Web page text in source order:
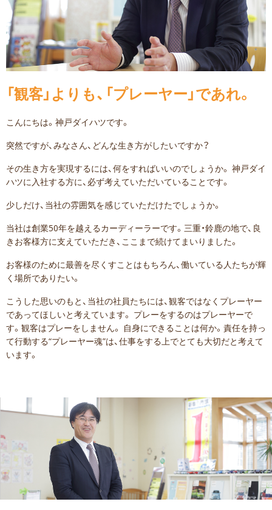
「観客」よりも、「プレーヤー」であれ。
こんにちは。神戸ダイハツです。
突然ですが、みなさん、どんな生き方がしたいですか？
その生き方を実現するには、何をすればいいのでしょうか。 神戸ダイ
ハツに入社する方に、必ず考えていただいていることです。
少しだけ、当社の雰囲気を感じていただけたでしょうか。
当社は創業50年を越えるカーディーラーです。 三重・鈴鹿の地で、良
きお客様方に支えていただき、ここまで続けてまいりました。
お客様のために最善を尽くすことはもちろん、働いている人たちが輝
く場所でありたい。
こうした思いのもと、当社の社員たちには、観客ではなくプレーヤー
であってほしいと考えています。 プレーをするのはプレーヤーで
す。観客はプレーをしません。 自身にできることは何か。責任を持っ
て行動する“プレーヤー魂”は、仕事をする上でとても大切だと考えて
います。